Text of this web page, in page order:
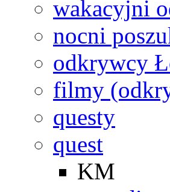
wakacyjni
nocni
odkrywcy
filmy
questy
quest
KM